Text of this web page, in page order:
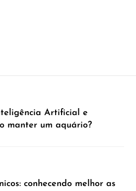
Artificial e
manter um aquário?
conhecendo melhor as